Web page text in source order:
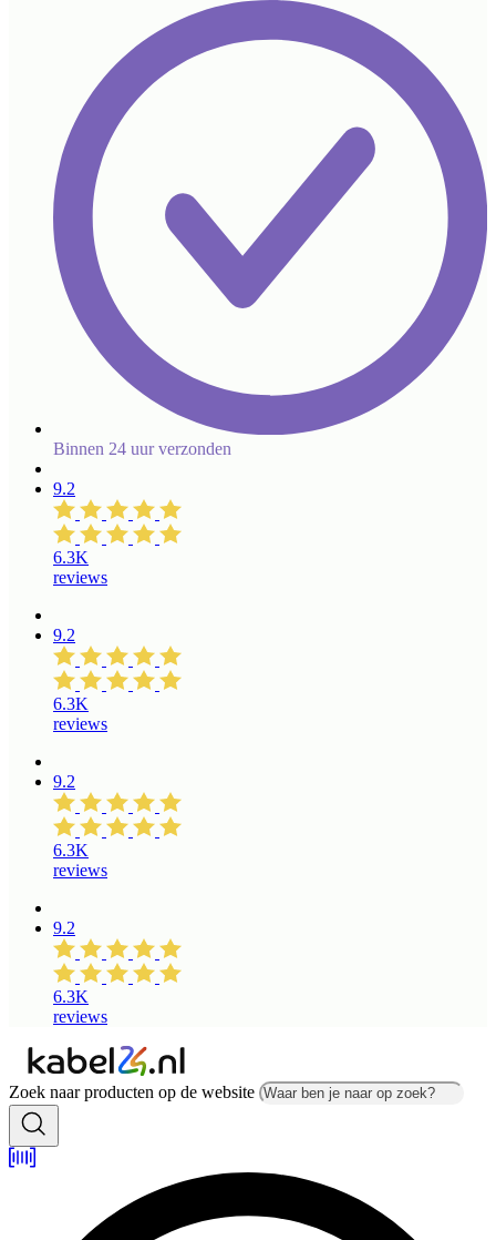
Binnen 24 uur verzonden
9.2
6.3K
reviews
9.2
6.3K
reviews
9.2
6.3K
reviews
9.2
6.3K
reviews
Zoek naar producten op de website